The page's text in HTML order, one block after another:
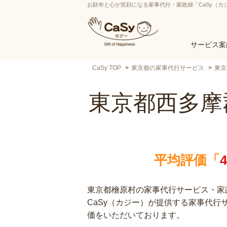
お財布と心が笑顔になる家事代行・家政婦「CaSy（カ
サービス
CaSy TOP 東京都の家事代行サービス 東
東京都西多
平均評価「
東京都檜原村の家事代行サービス・
CaSy（カジー）が提供する家事代行
価をいただいております。